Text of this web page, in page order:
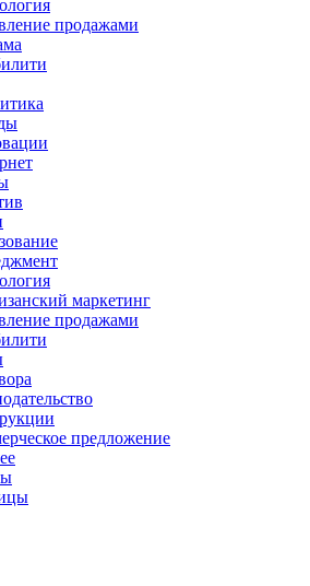
продажами
маркетинг
продажами
предложение